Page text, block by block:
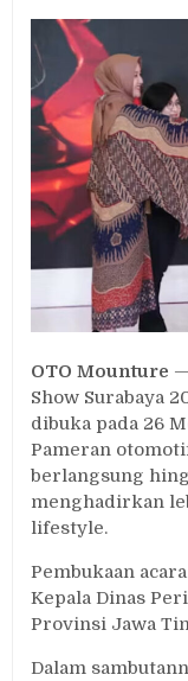
OTO Mounture
Show Surabaya
dibuka pada 26
Pameran
berlangsung
menghadirkan
lifestyle.
Pembukaan
Kepala Dinas
Provinsi Jawa
Dalam